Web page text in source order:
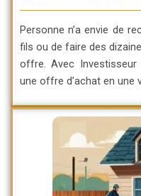
Personne n’a envie de
fils ou de faire des
offre. Avec
une offre d’achat en une